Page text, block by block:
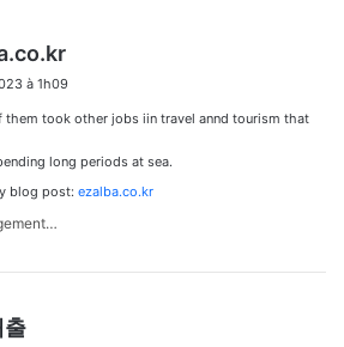
t
à 1h09
them took other jobs iin travel annd tourism that
long periods at sea.
blog post: ezalba.co.kr
출